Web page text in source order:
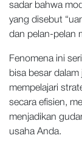
sadar bahwa
yang disebut
dan pelan-pelan
Fenomena ini
bisa besar
mempelajari
secara efisien,
menjadikan
usaha Anda.